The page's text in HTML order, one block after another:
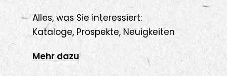
Alles, was Sie interessiert:
Kataloge, Prospekte, Neuigkeiten
Mehr dazu